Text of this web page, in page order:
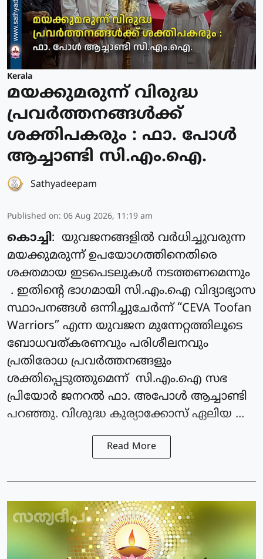
Kerala
മയക്കുമരുന്ന് വിരുദ്ധ
പ്രവർത്തനങ്ങൾക്ക്
ശക്തിപകരും : ഫാ. പോൾ
ആച്ചാണ്ടി സി.എം.ഐ.
Sathyadeepam
Published on: 06 Aug 2026, 11:19 am
കൊച്ചി: യുവജനങ്ങളിൽ വർധിച്ചുവരുന്ന
മയക്കുമരുന്ന് ഉപയോഗത്തിനെതിരെ
ശക്തമായ ഇടപെടലുകൾ നടത്തണമെന്നും
. ഇതിന്റെ ഭാഗമായി സി.എം.ഐ വിദ്യാഭ്യാസ
സ്ഥാപനങ്ങൾ ഒന്നിച്ചുചേർന്ന് “CEVA Toofan
Warriors” എന്ന യുവജന മുന്നേറ്റത്തിലൂടെ
ബോധവത്കരണവും പരിശീലനവും
പ്രതിരോധ പ്രവർത്തനങ്ങളും
ശക്തിപ്പെടുത്തുമെന്ന് സി.എം.ഐ സഭ
പ്രിയോർ ജനറൽ ഫാ. അപോൾ ആച്ചാണ്ടി
പറഞ്ഞു. വിശുദ്ധ കുര്യാക്കോസ് ഏലിയ ...
Read More